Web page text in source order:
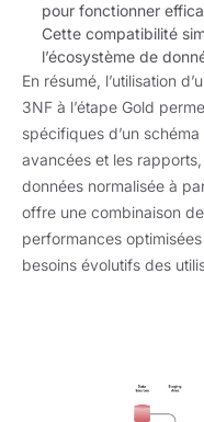
pour fonctionner
Cette compatibilité
l’écosystème de
En résumé, l’utilisation
3NF à l’étape Gold
spécifiques d’un
avancées et les
données normalisée à
offre une combinaison
performances
besoins évolutifs des